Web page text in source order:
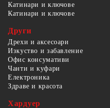
Катинари и ключове
Катинари и ключове
Други
Дрехи и аксесоари
Изкуство и забавление
Офис консумативи
Чанти и куфари
Електроника
Здраве и красота
Хардуер